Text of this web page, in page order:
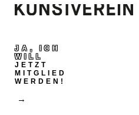
JA, ICH
WILL
JETZT
MITGLIED
WERDEN!